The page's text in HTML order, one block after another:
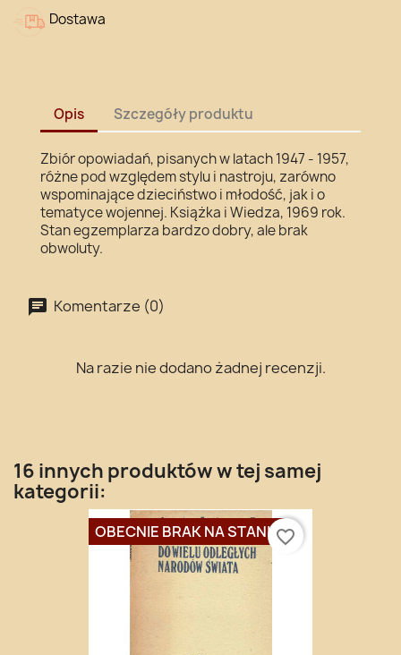
Dostawa
Opis Szczegóły produktu
Zbiór opowiadań, pisanych w latach 1947 - 1957,
różne pod względem stylu i nastroju, zarówno
wspominające dzieciństwo i młodość, jak i o
tematyce wojennej. Książka i Wiedza, 1969 rok.
Stan egzemplarza bardzo dobry, ale brak
obwoluty.
Komentarze (0)
Na razie nie dodano żadnej recenzji.
16 innych produktów w tej samej
kategorii:
OBECNIE BRAK NA STANIEfavorite_border